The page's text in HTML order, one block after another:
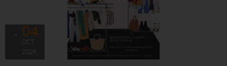
04
OCT
2026